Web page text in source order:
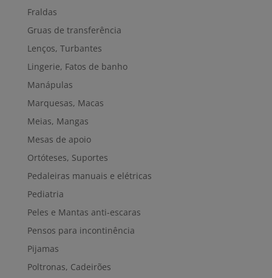
Fraldas
Gruas de transferência
Lenços, Turbantes
Lingerie, Fatos de banho
Manápulas
Marquesas, Macas
Meias, Mangas
Mesas de apoio
Ortóteses, Suportes
Pedaleiras manuais e elétricas
Pediatria
Peles e Mantas anti-escaras
Pensos para incontinência
Pijamas
Poltronas, Cadeirões